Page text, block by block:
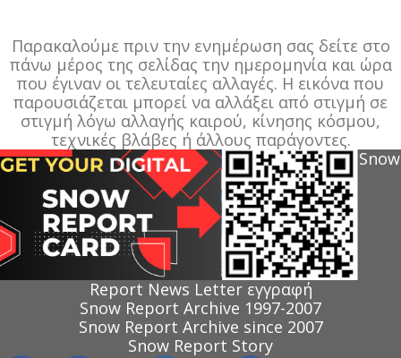
Παρακαλούμε πριν την ενημέρωση σας δείτε στο
πάνω μέρος της σελίδας την ημερομηνία και ώρα
που έγιναν οι τελευταίες αλλαγές. Η εικόνα που
παρουσιάζεται μπορεί να αλλάξει από στιγμή σε
στιγμή λόγω αλλαγής καιρού, κίνησης κόσμου,
τεχνικές βλάβες ή άλλους παράγοντες.
Snow
Report News Letter εγγραφή
Snow Report Archive 1997-2007
Snow Report Archive since 2007
Snow Report Story